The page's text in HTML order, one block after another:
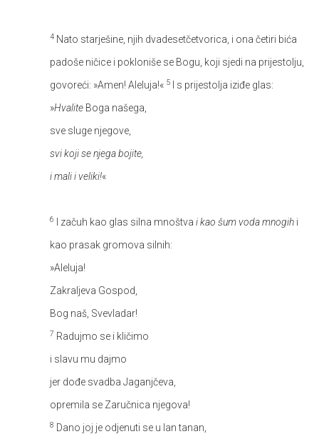
4 Nato starješine, njih dvadesetčetvorica, i ona četiri bića
padoše ničice i pokloniše se Bogu, koji sjedi na prijestolju,
govoreći: »Amen! Aleluja!« 5
I s prijestolja iziđe glas:
»Hvalite Boga našega,
sve sluge njegove,
svi koji se njega bojite,
i mali i veliki!«
6 I začuh kao glas silna mnoštva i kao šum voda mnogih i
kao prasak gromova silnih:
»Aleluja!
Zakraljeva Gospod,
Bog naš, Svevladar!
7 Radujmo se i kličimo
i slavu mu dajmo
jer dođe svadba Jaganjčeva,
opremila se Zaručnica njegova!
8 Dano joj je odjenuti se u lan tanan,